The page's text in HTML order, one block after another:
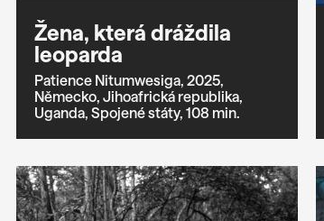
Žena, která dráždila
leoparda
Patience Nitumwesiga, 2025,
Německo, Jihoafrická republika,
Uganda, Spojené státy, 108 min.